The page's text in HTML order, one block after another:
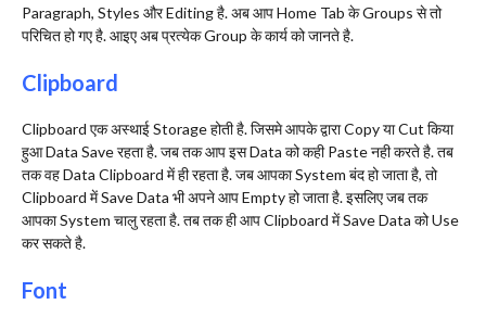
Paragraph, Styles और Editing है. अब आप Home Tab के Groups से तो
परिचित हो गए है. आइए अब प्रत्येक Group के कार्य को जानते है.
Clipboard
Clipboard एक अस्थाई Storage होती है. जिसमे आपके द्वारा Copy या Cut किया
हुआ Data Save रहता है. जब तक आप इस Data को कही Paste नही करते है. तब
तक वह Data Clipboard में ही रहता है. जब आपका System बंद हो जाता है, तो
Clipboard में Save Data भी अपने आप Empty हो जाता है. इसलिए जब तक
आपका System चालु रहता है. तब तक ही आप Clipboard में Save Data को Use
कर सकते है.
Font